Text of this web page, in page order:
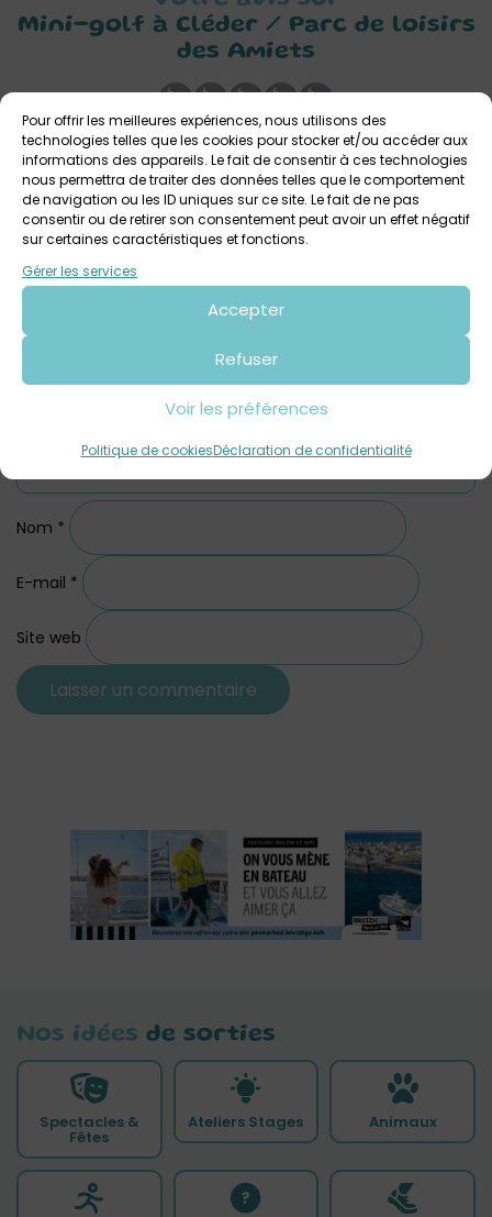
Pour offrir les meilleures expériences, nous utilisons des
technologies telles que les cookies pour stocker et/ou accéder aux
informations des appareils. Le fait de consentir à ces technologies
nous permettra de traiter des données telles que le comportement
de navigation ou les ID uniques sur ce site. Le fait de ne pas
consentir ou de retirer son consentement peut avoir un effet négatif
sur certaines caractéristiques et fonctions.
Gérer les services
Accepter
Refuser
Voir les préférences
Politique de cookiesDéclaration de confidentialité
Mini-golf à Cléder / Parc de loisirs
des Amiets
Laisser un commentaire
Commentaire*
Nom *
E-mail *
Site web
Nos idées de sorties
Spectacles &
Fêtes
Ateliers Stages Animaux